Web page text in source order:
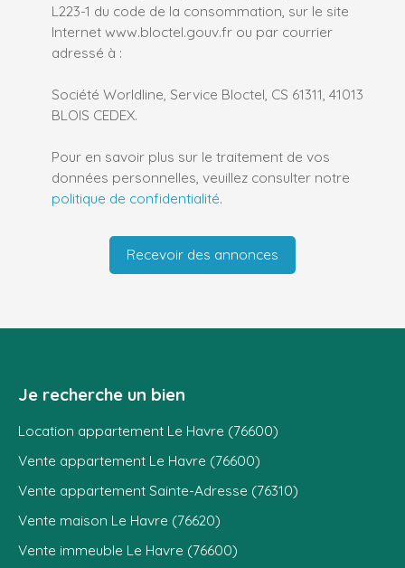
L223-1 du code de la consommation, sur le site
Internet www.bloctel.gouv.fr ou par courrier
adressé à :
Société Worldline, Service Bloctel, CS 61311, 41013
BLOIS CEDEX.
Pour en savoir plus sur le traitement de vos
données personnelles, veuillez consulter notre
politique de confidentialité.
Recevoir des annonces
Je recherche un bien
Location appartement Le Havre (76600)
Vente appartement Le Havre (76600)
Vente appartement Sainte-Adresse (76310)
Vente maison Le Havre (76620)
Vente immeuble Le Havre (76600)